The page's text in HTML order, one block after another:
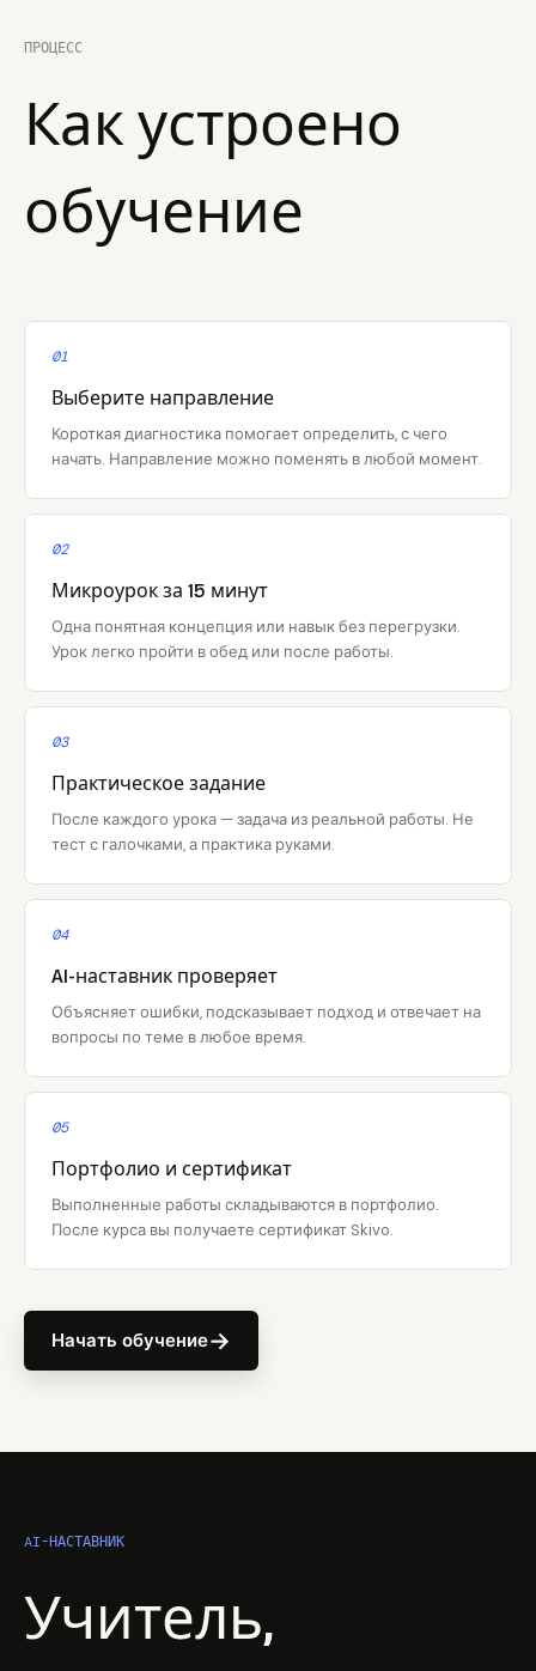
ПРОЦЕСС
Как устроено
обучение
01
Выберите направление
Короткая диагностика помогает определить, с чего
начать. Направление можно поменять в любой момент.
02
Микроурок за 15 минут
Одна понятная концепция или навык без перегрузки.
Урок легко пройти в обед или после работы.
03
Практическое задание
После каждого урока — задача из реальной работы. Не
тест с галочками, а практика руками.
04
AI-наставник проверяет
Объясняет ошибки, подсказывает подход и отвечает на
вопросы по теме в любое время.
05
Портфолио и сертификат
Выполненные работы складываются в портфолио.
После курса вы получаете сертификат Skivo.
Начать обучение→
AI-НАСТАВНИК
Учитель,